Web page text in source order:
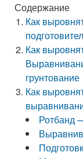
Содержание
Как
Как
грунтование
Как
Ротбанд